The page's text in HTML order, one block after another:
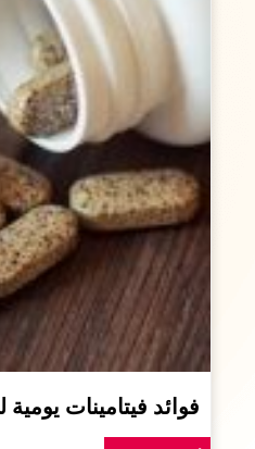
فوائد فيتامينات